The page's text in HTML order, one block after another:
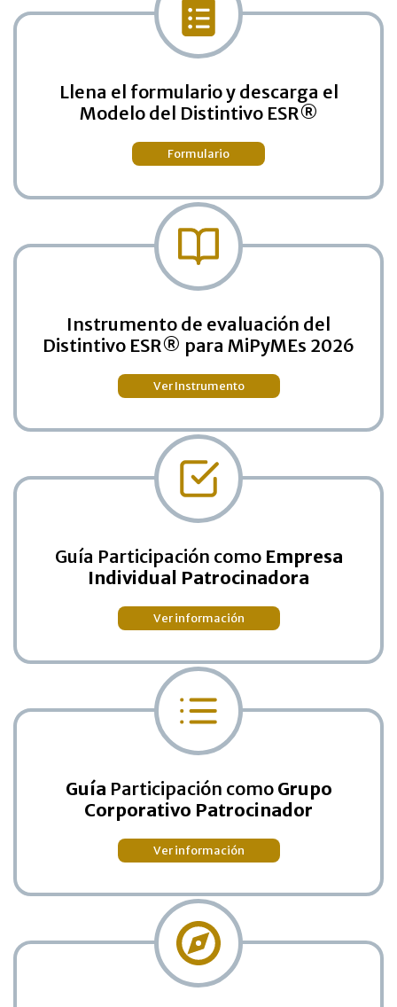
Llena el formulario y descarga el
Modelo del Distintivo ESR®
Formulario
Instrumento de evaluación del
Distintivo ESR® para MiPyMEs 2026
Ver Instrumento
Guía Participación como Empresa
Individual Patrocinadora
Ver información
Guía Participación como Grupo
Corporativo Patrocinador
Ver información